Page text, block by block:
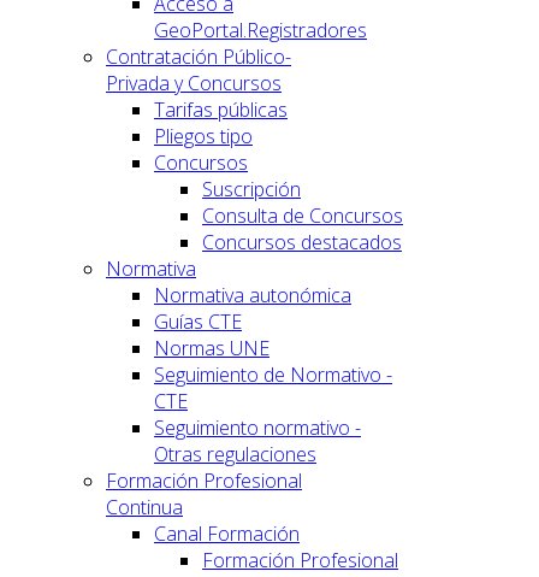
GeoPortal.Registradores
Contratación Público-
Privada y Concursos
Tarifas públicas
Pliegos tipo
Concursos
Suscripción
Consulta de Concursos
Concursos destacados
Normativa
Normativa autonómica
Guías CTE
Normas UNE
Seguimiento de Normativo -
CTE
Seguimiento normativo -
Otras regulaciones
Formación Profesional
Continua
Canal Formación
Formación Profesional